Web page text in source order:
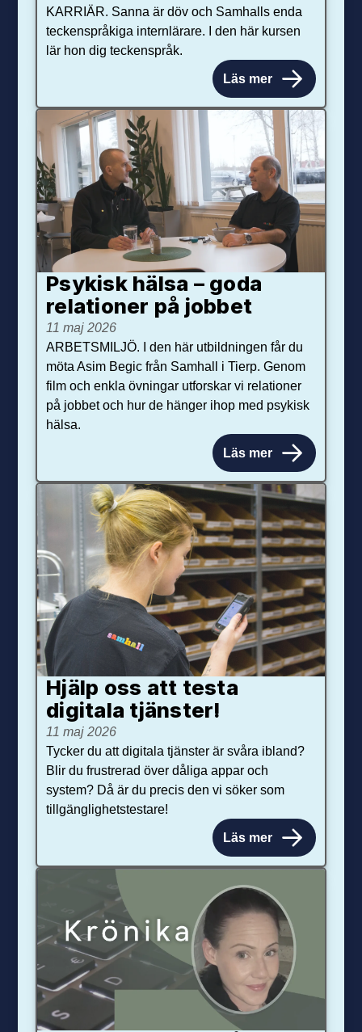
KARRIÄR. Sanna är döv och Samhalls enda
teckenspråkiga internlärare. I den här kursen
lär hon dig teckenspråk.
Läs mer
Psykisk hälsa – goda
relationer på jobbet
11 maj 2026
ARBETSMILJÖ. I den här utbildningen får du
möta Asim Begic från Samhall i Tierp. Genom
film och enkla övningar utforskar vi relationer
på jobbet och hur de hänger ihop med psykisk
hälsa.
Läs mer
Hjälp oss att testa
digitala tjänster!
11 maj 2026
Tycker du att digitala tjänster är svåra ibland?
Blir du frustrerad över dåliga appar och
system? Då är du precis den vi söker som
tillgänglighetstestare!
Läs mer